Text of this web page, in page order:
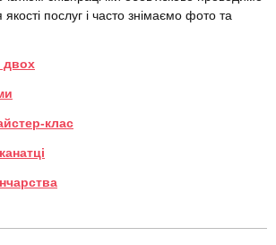
послуг і часто знімаємо фото та
двох
клас